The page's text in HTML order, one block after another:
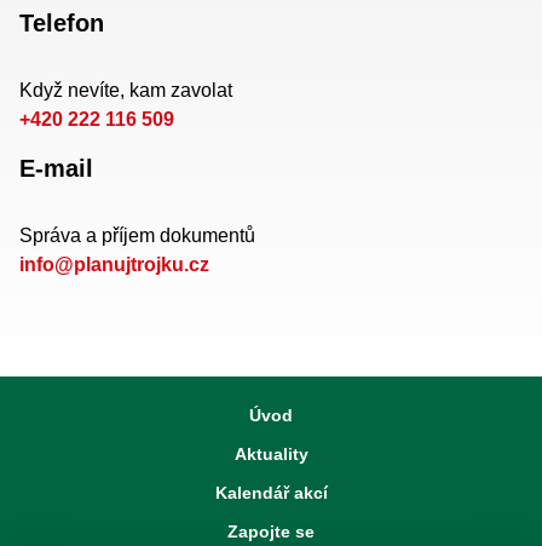
Telefon
Když nevíte, kam zavolat
+420 222 116 509
E-mail
Správa a příjem dokumentů
info@planujtrojku.cz
Úvod
Aktuality
Kalendář akcí
Zapojte se